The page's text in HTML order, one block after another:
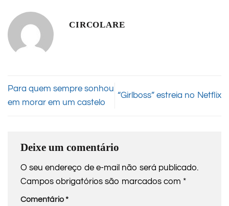
CIRCOLARE
Para quem sempre sonhou
em morar em um castelo
“Girlboss” estreia no Netflix
Deixe um comentário
O seu endereço de e-mail não será publicado.
Campos obrigatórios são marcados com *
Comentário*